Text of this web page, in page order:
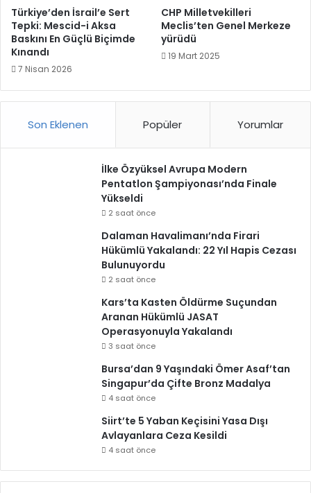
Türkiye’den İsrail’e Sert
Tepki: Mescid-i Aksa
Baskını En Güçlü Biçimde
Kınandı
7 Nisan 2026
CHP Milletvekilleri
Meclis’ten Genel Merkeze
yürüdü
19 Mart 2025
Son Eklenen Popüler Yorumlar
İlke Özyüksel Avrupa Modern
Pentatlon Şampiyonası’nda Finale
Yükseldi
2 saat önce
Dalaman Havalimanı’nda Firari
Hükümlü Yakalandı: 22 Yıl Hapis Cezası
Bulunuyordu
2 saat önce
Kars’ta Kasten Öldürme Suçundan
Aranan Hükümlü JASAT
Operasyonuyla Yakalandı
3 saat önce
Bursa’dan 9 Yaşındaki Ömer Asaf’tan
Singapur’da Çifte Bronz Madalya
4 saat önce
Siirt’te 5 Yaban Keçisini Yasa Dışı
Avlayanlara Ceza Kesildi
4 saat önce